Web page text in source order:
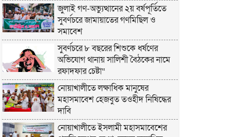
জুলাই গণ-অভ্যুত্থানের ২য় বর্ষপূর্তিতে
সুবর্ণচরে জামায়াতের গণমিছিল ও
সমাবেশ
সুবর্ণচরে ৮ বছরের শিশুকে ধর্ষণের
অভিযোগ থানায় সালিশী বৈঠকের নামে
রফাদফার চেষ্টা“
নোয়াখালীতে লক্ষাধিক মানুষের
মহাসমাবেশ হেজবুত তওহীদ নিষিদ্ধের
দাবি
নোয়াখালীতে ইসলামী মহাসমাবেশের